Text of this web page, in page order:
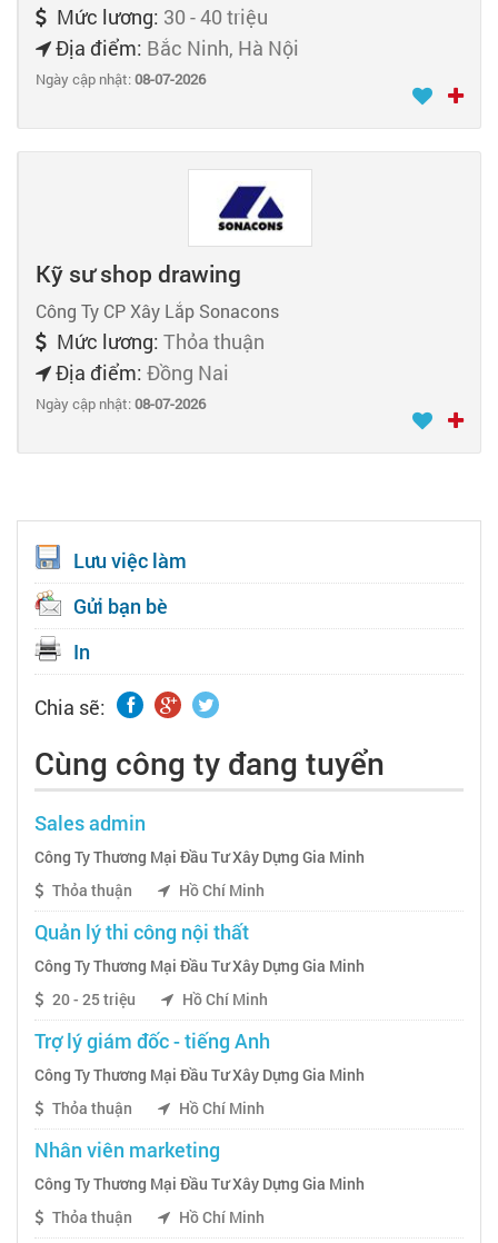
Mức lương: 30 - 40 triệu
Địa điểm: Bắc Ninh, Hà Nội
Ngày cập nhật:08-07-2026
Kỹ sư shop drawing
Công Ty CP Xây Lắp Sonacons
Mức lương: Thỏa thuận
Địa điểm: Đồng Nai
Ngày cập nhật:08-07-2026
Lưu việc làm
Gửi bạn bè
In
Chia sẽ:
Cùng công ty đang tuyển
Sales admin
Công Ty Thương Mại Đầu Tư Xây Dựng Gia Minh
Thỏa thuận
Hồ Chí Minh
Quản lý thi công nội thất
Công Ty Thương Mại Đầu Tư Xây Dựng Gia Minh
20 - 25 triệu
Hồ Chí Minh
Trợ lý giám đốc - tiếng Anh
Công Ty Thương Mại Đầu Tư Xây Dựng Gia Minh
Thỏa thuận
Hồ Chí Minh
Nhân viên marketing
Công Ty Thương Mại Đầu Tư Xây Dựng Gia Minh
Thỏa thuận
Hồ Chí Minh